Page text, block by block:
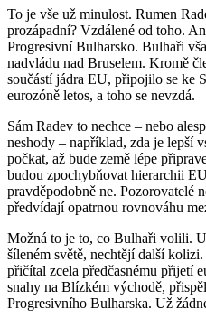
To je vše už minulost. Rumen
prozápadní? Vzdálené od toho.
Progresivní Bulharsko. Bulhaři
nadvládu nad Bruselem. Kromě
součástí jádra EU, připojilo se ke
eurozóně letos, a toho se nevzdá.
Sám Radev to nechce – nebo
neshody – například, zda je lepší
počkat, až bude země lépe
budou zpochybňovat hierarchii
pravděpodobně ne. Pozorovatelé
předvídají opatrnou rovnováhu
Možná to je to, co Bulhaři volili.
šíleném světě, nechtějí další
přičítal zcela předčasnému přijetí
snahy na Blízkém východě,
Progresivního Bulharska. Už